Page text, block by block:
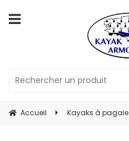
Accueil Kayaks à pagaie